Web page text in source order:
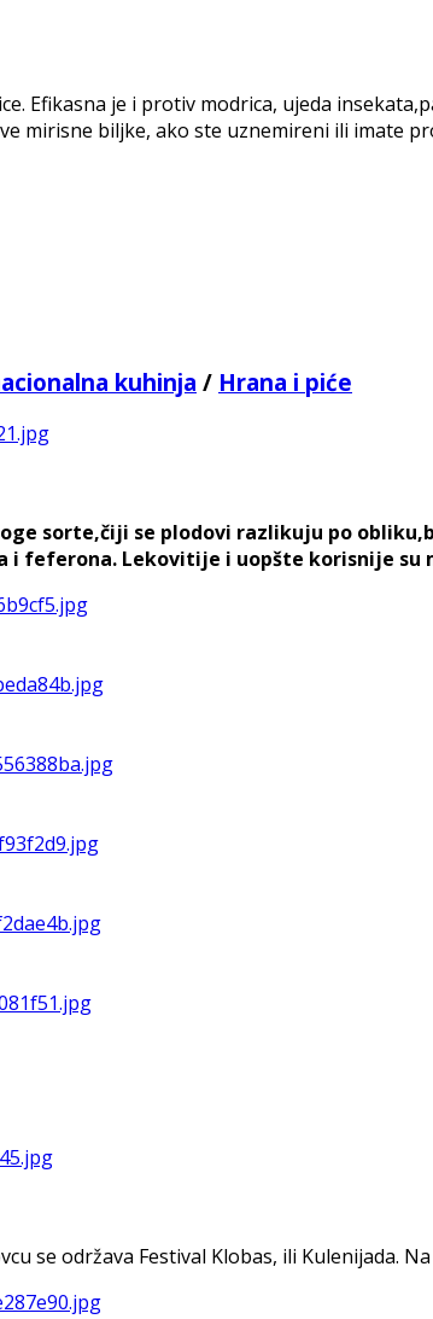
Efikasna je i protiv modrica, ujeda
mirisne biljke, ako ste uznemireni ili imate
kuhinja / Hrana i piće
sorte,čiji se plodovi razlikuju po
feferona. Lekovitije i uopšte korisnije su
se održava Festival Klobas, ili Kulenijada.